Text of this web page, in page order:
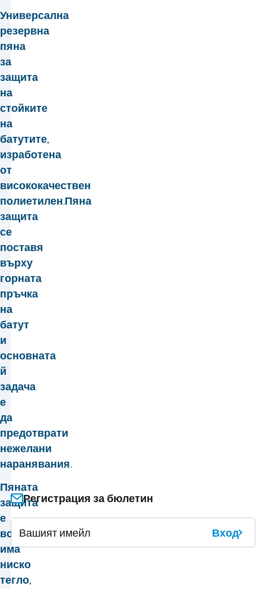
Универсална
резервна
пяна
за
защита
на
стойките
на
батутите,
изработена
от
висококачествен
полиетилен.Пяна
защита
се
поставя
върху
горната
пръчка
на
батут
и
основната
й
задача
е
да
предотврати
нежелани
наранявания.
Пяната
защита
е
водоустойчива,
има
ниско
тегло,
Регистрация за бюлетин
Вход